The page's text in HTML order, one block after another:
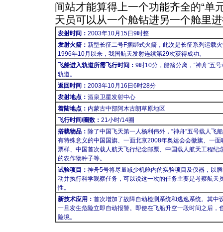
间站才能算得上一个功能齐全的“单
天员可以从一个舱钻进另一个舱里
发射时间： 2003年10月15日9时整
发射火箭： 新型长征二号F捆绑式火箭，此次是长征系列运载
1996年10月以来，我国航天发射连续第29次获得成功。
飞船进入轨道所需飞行时间： 9时10分，船箭分离，“神舟”五
轨道。
返回时间： 2003年10月16日6时28分
发射地点： 酒泉卫星发射中心
着陆地点： 内蒙古中部阿木古朗草原地区
飞行时间/圈数： 21小时/14圈
搭载物品： 除了中国飞天第一人杨利伟外，“神舟”五号载人飞
有特殊意义的中国国旗、一面北京2008年奥运会会徽旗、一
票样、中国首次载人航天飞行纪念邮票、中国载人航天工程纪
的农作物种子等。
试验项目： 神舟5号将尽量减少机舱内的实验项目及仪器，以
动并执行科学观察任务，可以说这一次的任务主要是考察航天
性。
新技术应用： 首次增加了故障自动检测系统和逃逸系统。其中
一旦发生危险立即自动报警。即使在飞船升空一段时间之后，
险境。